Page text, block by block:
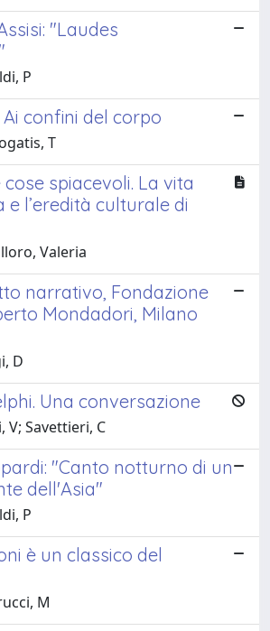
"Laudes
P
confini del corpo
T
spiacevoli. La vita
l’eredità culturale di
Valeria
narrativo, Fondazione
Mondadori, Milano
D
Una conversazione
V; Savettieri, C
"Canto notturno di un
dell'Asia"
P
è un classico del
M